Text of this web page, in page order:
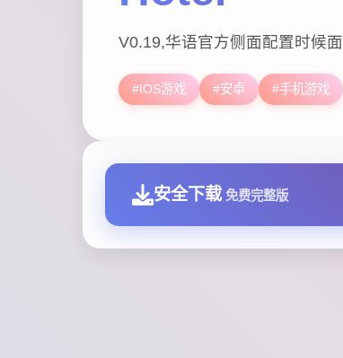
V0.19,华语官方侧面配置时候面
#IOS游戏 #安卓 #手机游戏
安全下载 免费完整版